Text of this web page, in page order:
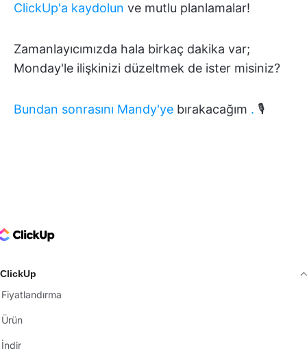
ClickUp'a kaydolun ve mutlu planlamalar!
Zamanlayıcımızda hala birkaç dakika var;
Monday'le ilişkinizi düzeltmek de ister misiniz?
Bundan sonrasını Mandy'ye bırakacağım . 🎙
Logo
ClickUp
Fiyatlandırma
Ürün
İndir